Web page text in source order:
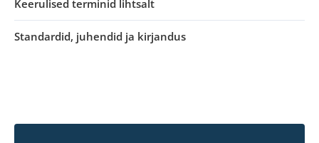
Keerulised terminid lihtsalt
Standardid, juhendid ja kirjandus